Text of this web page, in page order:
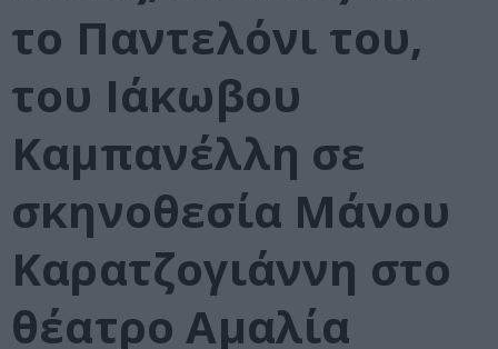
το Παντελόνι του,
του Ιάκωβου
Καμπανέλλη σε
σκηνοθεσία Μάνου
Καρατζογιάννη στο
θέατρο Αμαλία